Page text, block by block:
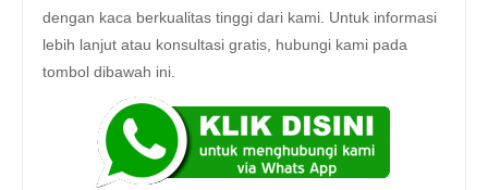
dengan kaca berkualitas tinggi dari kami. Untuk informasi
lebih lanjut atau konsultasi gratis, hubungi kami pada
tombol dibawah ini.